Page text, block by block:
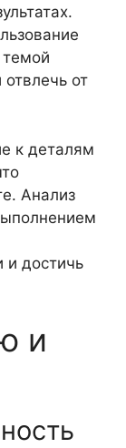
темой
от
к деталям
Анализ
и достичь
и